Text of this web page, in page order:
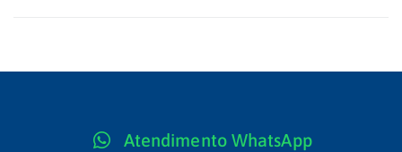
Atendimento WhatsApp